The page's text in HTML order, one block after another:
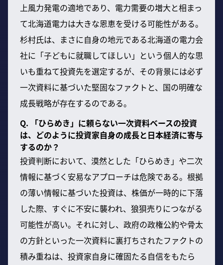
上風力発電の適地であり、電力需要の増大と相まっ
て北海道電力は大きな恩恵を受ける可能性がある。
杉村氏は、まさに自身の地元である北海道の電力会
社に「子どもに就職してほしい」という個人的な思
いも重ねて投資先を選定するが、その背景には必ず
一次資料に基づいた堅固なファクトと、国の明確な
成長戦略が存在するのである。
Q. 「ひらめき」に頼らない一次資料ベースの投資
は、どのように投資家自身の成長と日本経済に寄与
するのか？
投資判断において、漠然とした「ひらめき」や二次
情報に基づく安易なアプローチは危険である。根拠
の薄い情報に基づいた投資は、株価が一時的に下落
した際、すぐに不安に襲われ、狼狽売りにつながる
可能性が高い。それに対し、政府の政権公約や骨太
の方針といった一次資料に裏打ちされたファクトの
積み重ねは、投資家自身に確固たる自信をもたら